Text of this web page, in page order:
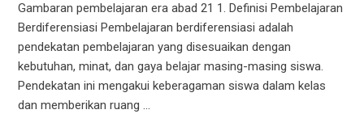
Gambaran pembelajaran era abad 21 1. Definisi Pembelajaran
Berdiferensiasi Pembelajaran berdiferensiasi adalah
pendekatan pembelajaran yang disesuaikan dengan
kebutuhan, minat, dan gaya belajar masing-masing siswa.
Pendekatan ini mengakui keberagaman siswa dalam kelas
dan memberikan ruang ...